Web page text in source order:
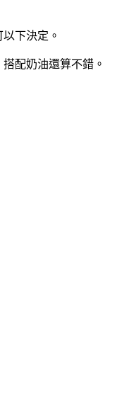
下決定。
配奶油還算不錯。